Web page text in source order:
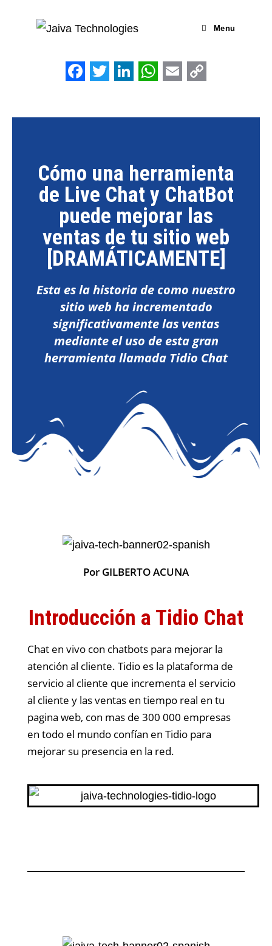
Menu
b
o
o
k
t
e
r
e
d
I
n
s
A
p
p
l
L
i
n
k
Cómo una herramienta
de Live Chat y ChatBot
puede mejorar las
ventas de tu sitio web
[DRAMÁTICAMENTE]
Esta es la historia de como nuestro
sitio web ha incrementado
significativamente las ventas
mediante el uso de esta gran
herramienta llamada Tidio Chat
Por GILBERTO ACUNA
Introducción a Tidio Chat
Chat en vivo con chatbots para mejorar la
atención al cliente. Tidio es la plataforma de
servicio al cliente que incrementa el servicio
al cliente y las ventas en tiempo real en tu
pagina web, con mas de 300 000 empresas
en todo el mundo confían en Tidio para
mejorar su presencia en la red.